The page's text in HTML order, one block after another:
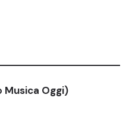
Musica Oggi)